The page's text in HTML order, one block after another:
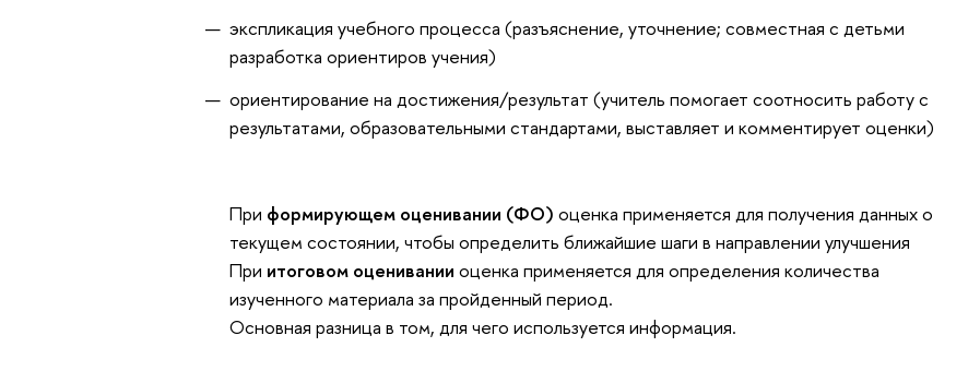
экспликация учебного процесса (разъяснение, уточнение; совместная с детьми
разработка ориентиров учения)
ориентирование на достижения/результат (учитель помогает соотносить работу с
результатами, образовательными стандартами, выставляет и комментирует оценки)
При формирующем оценивании (ФО) оценка применяется для получения данных о
текущем состоянии, чтобы определить ближайшие шаги в направлении улучшения
При итоговом оценивании оценка применяется для определения количества
изученного материала за пройденный период.
Основная разница в том, для чего используется информация.